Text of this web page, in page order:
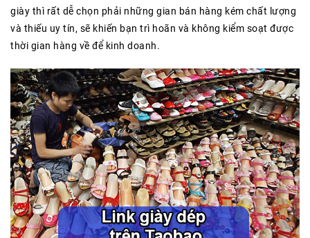
giày thì rất dễ chọn phải những gian bán hàng kém chất lượng
và thiếu uy tín, sẽ khiến bạn trì hoãn và không kiểm soạt được
thời gian hàng về để kinh doanh.